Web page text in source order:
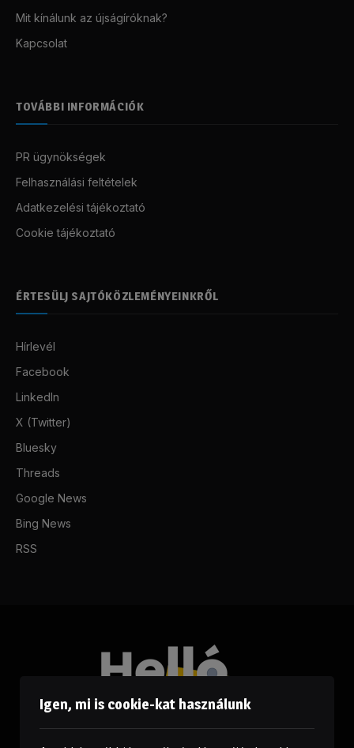
Mit kínálunk az újságíróknak?
Kapcsolat
TOVÁBBI INFORMÁCIÓK
PR ügynökségek
Felhasználási feltételek
Adatkezelési tájékoztató
Cookie tájékoztató
ÉRTESÜLJ SAJTÓKÖZLEMÉNYEINKRŐL
Hírlevél
Facebook
LinkedIn
X (Twitter)
Bluesky
Threads
Google News
Bing News
RSS
Igen, mi is cookie-kat használunk